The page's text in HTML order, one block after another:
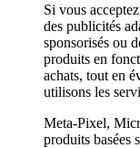
Si vous
des publicités
sponsorisés ou
produits en
achats, tout en
utilisons les
Meta-Pixel,
produits basées